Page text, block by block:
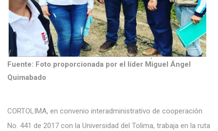
Fuente: Foto proporcionada por el líder Miguel Ángel
Quimabado
CORTOLIMA, en convenio interadministrativo de cooperación
No. 441 de 2017 con la Universidad del Tolima, trabaja en la ruta